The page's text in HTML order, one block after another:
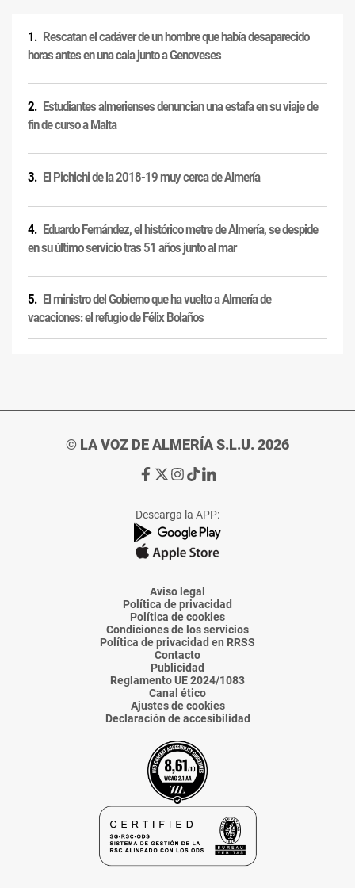
Rescatan el cadáver de un hombre que había desaparecido
horas antes en una cala junto a Genoveses
Estudiantes almerienses denuncian una estafa en su viaje de
fin de curso a Malta
El Pichichi de la 2018-19 muy cerca de Almería
Eduardo Fernández, el histórico metre de Almería, se despide
en su último servicio tras 51 años junto al mar
El ministro del Gobierno que ha vuelto a Almería de
vacaciones: el refugio de Félix Bolaños
© LA VOZ DE ALMERÍA S.L.U. 2026
Ir
de
La
Voz
Almería
Ir
de
La
Voz
Almería
Ir
de
La
Voz
Almería
Ir
de
La
Voz
Almería
Ir
de
La
Voz
Descarga la APP:
Aviso legal
Política de privacidad
Política de cookies
Condiciones de los servicios
Política de privacidad en RRSS
Contacto
Publicidad
Reglamento UE 2024/1083
Canal ético
Ajustes de cookies
Declaración de accesibilidad